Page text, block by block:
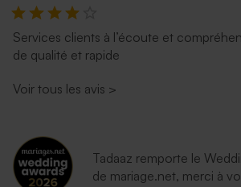
Services clients à l’écoute et
de qualité et rapide
Voir tous les avis >
Tadaaz remporte le
de mariage.net, merci à